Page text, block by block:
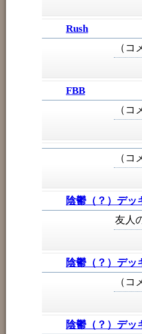
Rush
（コ
FBB
（コ
（コ
陰鬱（？）デッ
友人
陰鬱（？）デッ
（コ
陰鬱（？）デッ